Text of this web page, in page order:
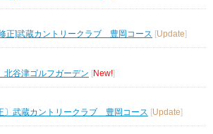
正]武蔵カントリークラブ 豊岡コース
Update
北谷津ゴルフガーデン [New!]
〕武蔵カントリークラブ 豊岡コース
Update